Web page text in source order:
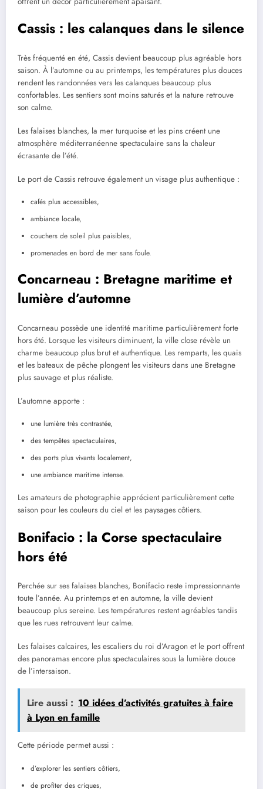
Cassis : les calanques dans le silence
Très fréquenté en été, Cassis devient beaucoup plus agréable hors
saison. À l’automne ou au printemps, les températures plus douces
rendent les randonnées vers les calanques beaucoup plus
confortables. Les sentiers sont moins saturés et la nature retrouve
son calme.
Les falaises blanches, la mer turquoise et les pins créent une
atmosphère méditerranéenne spectaculaire sans la chaleur
écrasante de l’été.
Le port de Cassis retrouve également un visage plus authentique :
cafés plus accessibles,
ambiance locale,
couchers de soleil plus paisibles,
promenades en bord de mer sans foule.
Concarneau : Bretagne maritime et
lumière d’automne
Concarneau possède une identité maritime particulièrement forte
hors été. Lorsque les visiteurs diminuent, la ville close révèle un
charme beaucoup plus brut et authentique. Les remparts, les quais
et les bateaux de pêche plongent les visiteurs dans une Bretagne
plus sauvage et plus réaliste.
L’automne apporte :
une lumière très contrastée,
des tempêtes spectaculaires,
des ports plus vivants localement,
une ambiance maritime intense.
Les amateurs de photographie apprécient particulièrement cette
saison pour les couleurs du ciel et les paysages côtiers.
Bonifacio : la Corse spectaculaire
hors été
Perchée sur ses falaises blanches, Bonifacio reste impressionnante
toute l’année. Au printemps et en automne, la ville devient
beaucoup plus sereine. Les températures restent agréables tandis
que les rues retrouvent leur calme.
Les falaises calcaires, les escaliers du roi d’Aragon et le port offrent
des panoramas encore plus spectaculaires sous la lumière douce
de l’intersaison.
Lire aussi : 10 idées d’activités gratuites à faire
à Lyon en famille
Cette période permet aussi :
d’explorer les sentiers côtiers,
de profiter des criques,